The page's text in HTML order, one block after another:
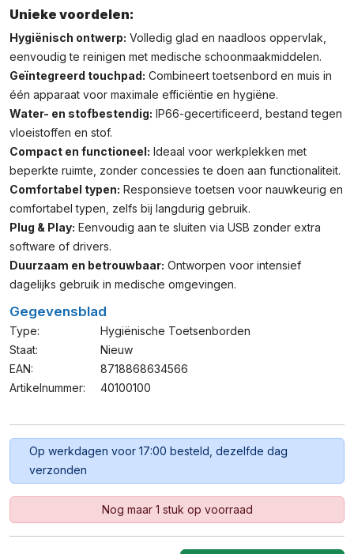
Unieke voordelen:
Hygiënisch ontwerp: Volledig glad en naadloos oppervlak,
eenvoudig te reinigen met medische schoonmaakmiddelen.
Geïntegreerd touchpad: Combineert toetsenbord en muis in
één apparaat voor maximale efficiëntie en hygiëne.
Water- en stofbestendig: IP66-gecertificeerd, bestand tegen
vloeistoffen en stof.
Compact en functioneel: Ideaal voor werkplekken met
beperkte ruimte, zonder concessies te doen aan functionaliteit.
Comfortabel typen: Responsieve toetsen voor nauwkeurig en
comfortabel typen, zelfs bij langdurig gebruik.
Plug & Play: Eenvoudig aan te sluiten via USB zonder extra
software of drivers.
Duurzaam en betrouwbaar: Ontworpen voor intensief
dagelijks gebruik in medische omgevingen.
Gegevensblad
Type:
Hygiënische Toetsenborden
Staat:
Nieuw
EAN:
8718868634566
Artikelnummer:
40100100
Op werkdagen voor 17:00 besteld, dezelfde dag
verzonden
Nog maar 1 stuk op voorraad